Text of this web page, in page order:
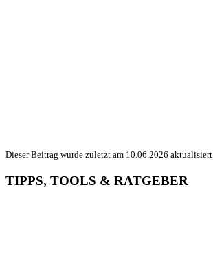
Dieser Beitrag wurde zuletzt am 10.06.2026 aktualisiert.
TIPPS, TOOLS & RATGEBER